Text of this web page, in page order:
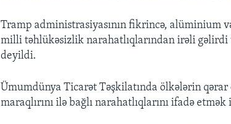
Tramp administrasiyasının fikrincə, alüminium
milli təhlükəsizlik narahatlıqlarından irəli gəlirdi
deyildi.
Ümumdünya Ticarət Təşkilatında ölkələrin
maraqlırını ilə bağlı narahatlıqlarını ifadə